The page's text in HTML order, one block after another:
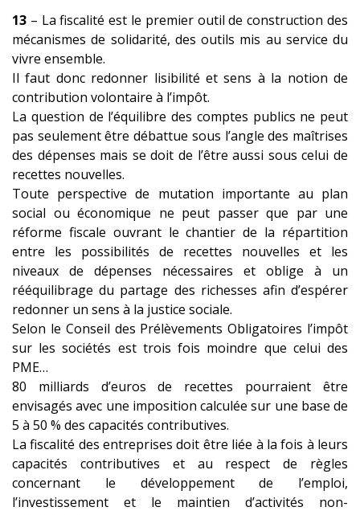
13 – La fiscalité est le premier outil de construction des
mécanismes de solidarité, des outils mis au service du
vivre ensemble.
Il faut donc redonner lisibilité et sens à la notion de
contribution volontaire à l’impôt.
La question de l’équilibre des comptes publics ne peut
pas seulement être débattue sous l’angle des maîtrises
des dépenses mais se doit de l’être aussi sous celui de
recettes nouvelles.
Toute perspective de mutation importante au plan
social ou économique ne peut passer que par une
réforme fiscale ouvrant le chantier de la répartition
entre les possibilités de recettes nouvelles et les
niveaux de dépenses nécessaires et oblige à un
rééquilibrage du partage des richesses afin d’espérer
redonner un sens à la justice sociale.
Selon le Conseil des Prélèvements Obligatoires l’impôt
sur les sociétés est trois fois moindre que celui des
PME…
80 milliards d’euros de recettes pourraient être
envisagés avec une imposition calculée sur une base de
5 à 50 % des capacités contributives.
La fiscalité des entreprises doit être liée à la fois à leurs
capacités contributives et au respect de règles
concernant le développement de l’emploi,
l’investissement et le maintien d’activités non-